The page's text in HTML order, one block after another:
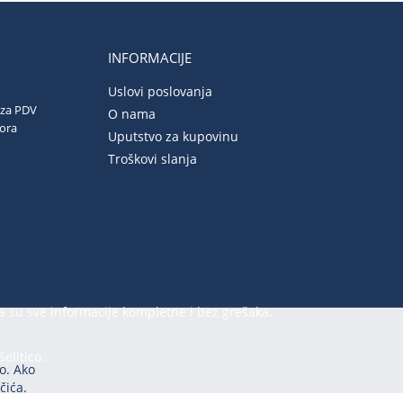
PDV
INFORMACIJE
Uslovi poslovanja
O nama
Uputstvo za kupovinu
Troškovi slanja
sve informacije kompletne i bez grešaka.
Ako